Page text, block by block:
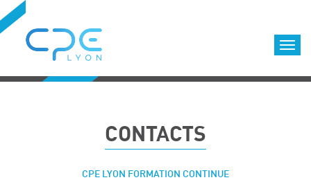
Formations diplômantes
Déroulement des formations
CONTACTS
CoordonnéesCPE LYON FORMATION CONTINUE
Cookies management panel